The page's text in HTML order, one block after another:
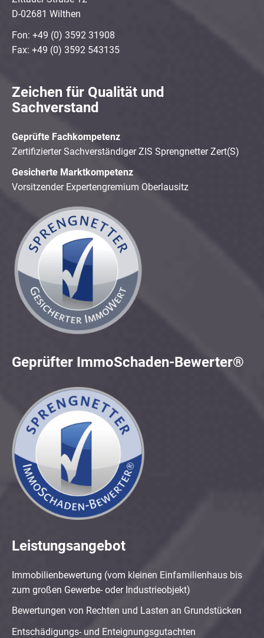
D-02681 Wilthen
Fon: +49 (0) 3592 31908
Fax: +49 (0) 3592 543135
Zeichen für Qualität und
Sachverstand
Geprüfte Fachkompetenz
Zertifizierter Sachverständiger ZIS Sprengnetter Zert(S)
Gesicherte Marktkompetenz
Vorsitzender Expertengremium Oberlausitz
Geprüfter ImmoSchaden-Bewerter®
Leistungsangebot
Immobilienbewertung (vom kleinen Einfamilienhaus bis
zum großen Gewerbe- oder Industrieobjekt)
Bewertungen von Rechten und Lasten an Grundstücken
Entschädigungs- und Enteignungsgutachten